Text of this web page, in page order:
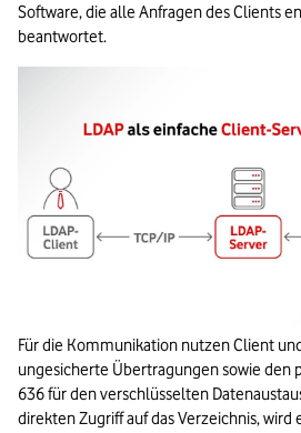
Software, die alle Anfragen des Clients
beantwortet.
Für die Kommunikation nutzen Client
ungesicherte Übertragungen sowie den
636 für den verschlüsselten
direkten Zugriff auf das Verzeichnis, wird